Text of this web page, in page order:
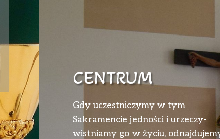
CENTRUM
Gdy uczestniczymy w tym
Sakramencie jedności i urzeczy­
wistniamy go w życiu,